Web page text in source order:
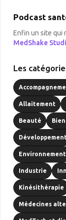
Podcast
Enfin un site qui
MedShake
Les
Allaitement
Beauté
Environnement
Industrie
Kinésithérapie
Médecines